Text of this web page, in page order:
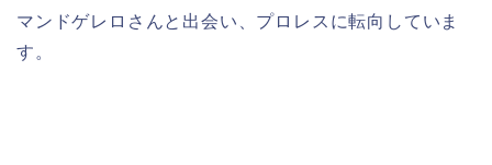
マンドゲレロさんと出会い、プロレスに転向していま
す。